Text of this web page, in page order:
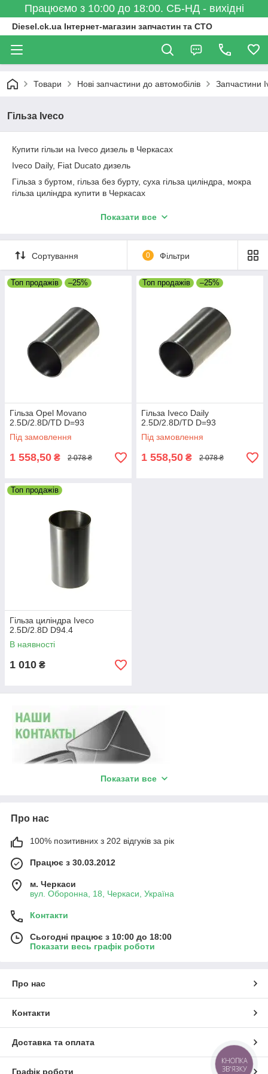
Працюємо з 10:00 до 18:00. СБ-НД - вихідні
Diesel.ck.ua Інтернет-магазин запчастин та СТО
Товари Нові запчастини до автомобілів Запчастини
Гільза Iveco
Купити гільзи на Iveco дизель в Черкасах
Iveco Daily, Fiat Ducato дизель
Гільза з буртом, гільза без бурту, суха гільза циліндра, мокра
гільза циліндра купити в Черкасах
Mopart, Yenmak, TarbushiПоказати все
Сортування 0 Фільтри
Топ продажів –25%
Гільза Opel Movano
2.5D/2.8D/TD D=93
Під замовлення
1 558,50 ₴ 2 078 ₴
Топ продажів –25%
Гільза Iveco Daily
2.5D/2.8D/TD D=93
Під замовлення
1 558,50 ₴ 2 078 ₴
Топ продажів
Гільза циліндра Iveco
2.5D/2.8D D94.4
В наявності
1 010 ₴
Показати все
Про нас
100% позитивних з 202 відгуків за рік
Працює з 30.03.2012
м. Черкаси
вул. Оборонна, 18, Черкаси, Україна
Контакти
Сьогодні працює з 10:00 до 18:00
Показати весь графік роботи
Про нас
Контакти
Доставка та оплата
Графік роботи
КНОПКА
ЗВ'ЯЗКУ